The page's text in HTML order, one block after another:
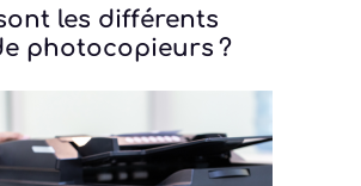
les différents
photocopieurs ?